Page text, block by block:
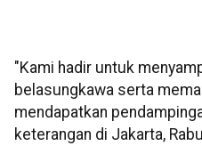
"Kami hadir untuk
belasungkawa serta
mendapatkan
keterangan di Jakarta,